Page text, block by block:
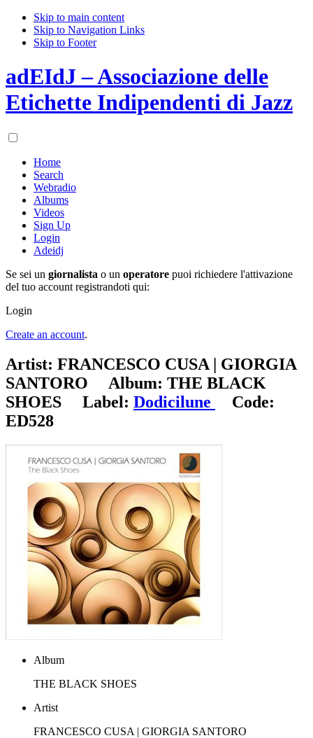
Skip to main content
Skip to Navigation Links
Skip to Footer
adEIdJ – Associazione delle
Etichette Indipendenti di Jazz
Home
Search
Webradio
Albums
Videos
Sign Up
Login
Adeidj
Se sei un giornalista o un operatore puoi richiedere l'attivazione
del tuo account registrandoti qui:
Login
Create an account.
Artist: FRANCESCO CUSA | GIORGIA
SANTORO Album: THE BLACK
SHOES Label: Dodicilune
Code:
ED528
Album
THE BLACK SHOES
Artist
FRANCESCO CUSA | GIORGIA SANTORO